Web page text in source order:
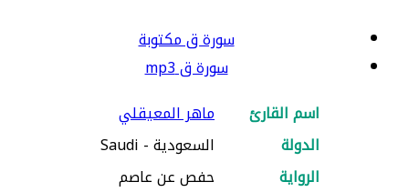
سورة ق مكتوبة
سورة ق mp3
اسم القارئ
ماهر المعيقلي
الدولة
السعودية - Saudi
الرواية
حفص عن عاصم